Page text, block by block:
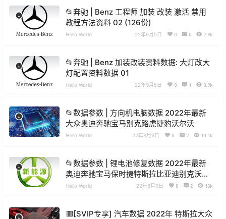
📂奔驰 | Benz 工程师 加装 改装 激活 禁用
教程方法资料 02 (126份)
Hello World 22年9月5日 0 0 7.9k
📂奔驰 | Benz 加装改装资料数据: 大灯改大
灯配置资料数据 01
Hello World 22年9月5日 0 1 8.9k
📂数据参数 | 方向机电脑数据 2022年最新
大众奥迪奔驰宝马别克路虎捷豹沃尔沃
Hello World 22年8月9日 0 2 10.1k
📂数据参数 | 锂电池修复数据 2022年最新
奥迪奔驰宝马保时捷特斯拉比亚迪别克沃尔
沃
Hello World 22年8月9日 0 2 13k
🟥[SVIP专享] 汽车数据 2022年 特斯拉大众